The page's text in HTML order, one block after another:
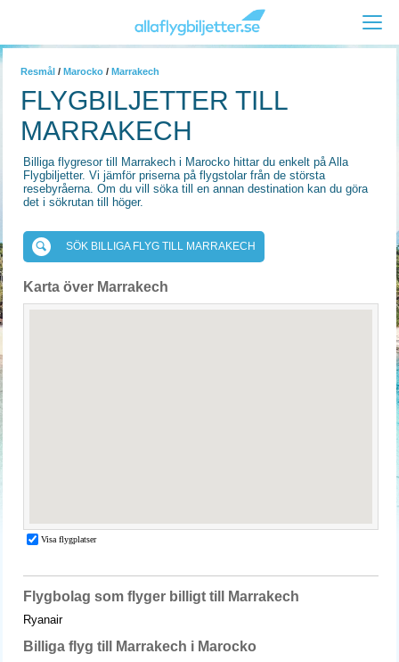
Resmål / Marocko / Marrakech
FLYGBILJETTER TILL
MARRAKECH
Billiga flygresor till Marrakech i Marocko hittar du enkelt på Alla
Flygbiljetter. Vi jämför priserna på flygstolar från de största
resebyråerna. Om du vill söka till en annan destination kan du göra
det i sökrutan till höger.
SÖK BILLIGA FLYG TILL MARRAKECH
Karta över Marrakech
Flygbolag som flyger billigt till Marrakech
Ryanair
Billiga flyg till Marrakech i Marocko